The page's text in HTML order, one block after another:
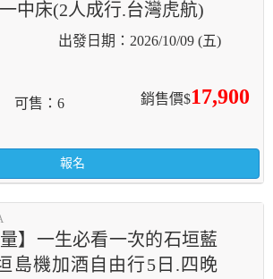
中床(2人成行.台灣虎航)
2026/10/09 (五)
銷售價$17,900
可售 6
報名
量】一生必看一次的石垣藍
島機加酒自由行5日.四晚